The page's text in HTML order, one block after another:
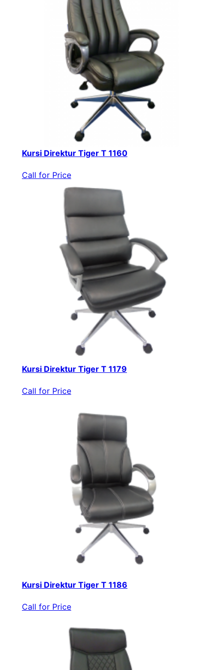
Kursi Direktur Tiger T 1160
Call for Price
Kursi Direktur Tiger T 1179
Call for Price
Kursi Direktur Tiger T 1186
Call for Price